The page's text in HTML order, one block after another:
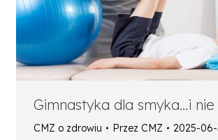
Gimnastyka dla smyka…i
CMZ o zdrowiu Przez CMZ 2025-